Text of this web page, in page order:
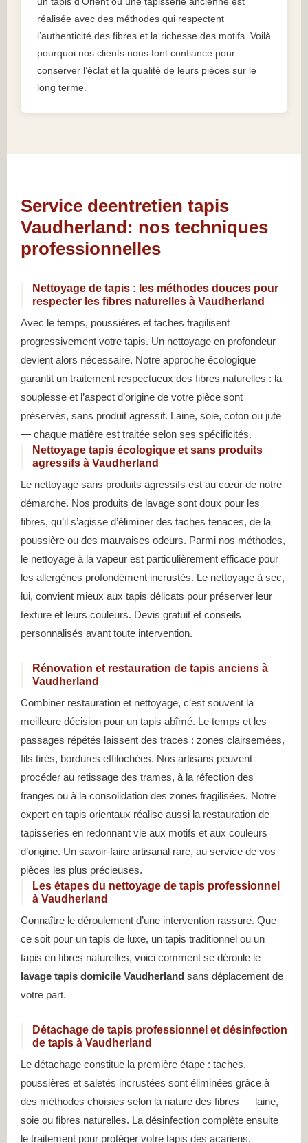
réalisée avec des méthodes qui respectent
l’authenticité des fibres et la richesse des motifs. Voilà
pourquoi nos clients nous font confiance pour
conserver l’éclat et la qualité de leurs pièces sur le
long terme.
Service deentretien tapis
Vaudherland: nos techniques
professionnelles
Nettoyage de tapis : les méthodes douces pour
respecter les fibres naturelles à Vaudherland
Avec le temps, poussières et taches fragilisent
progressivement votre tapis. Un nettoyage en profondeur
devient alors nécessaire. Notre approche écologique
garantit un traitement respectueux des fibres naturelles : la
souplesse et l’aspect d’origine de votre pièce sont
préservés, sans produit agressif. Laine, soie, coton ou jute
— chaque matière est traitée selon ses spécificités.
Nettoyage tapis écologique et sans produits
agressifs à Vaudherland
Le nettoyage sans produits agressifs est au cœur de notre
démarche. Nos produits de lavage sont doux pour les
fibres, qu’il s’agisse d’éliminer des taches tenaces, de la
poussière ou des mauvaises odeurs. Parmi nos méthodes,
le nettoyage à la vapeur est particulièrement efficace pour
les allergènes profondément incrustés. Le nettoyage à sec,
lui, convient mieux aux tapis délicats pour préserver leur
texture et leurs couleurs. Devis gratuit et conseils
personnalisés avant toute intervention.
Rénovation et restauration de tapis anciens à
Vaudherland
Combiner restauration et nettoyage, c’est souvent la
meilleure décision pour un tapis abîmé. Le temps et les
passages répétés laissent des traces : zones clairsemées,
fils tirés, bordures effilochées. Nos artisans peuvent
procéder au retissage des trames, à la réfection des
franges ou à la consolidation des zones fragilisées. Notre
expert en tapis orientaux réalise aussi la restauration de
tapisseries en redonnant vie aux motifs et aux couleurs
d’origine. Un savoir-faire artisanal rare, au service de vos
pièces les plus précieuses.
Les étapes du nettoyage de tapis professionnel
à Vaudherland
Connaître le déroulement d’une intervention rassure. Que
ce soit pour un tapis de luxe, un tapis traditionnel ou un
tapis en fibres naturelles, voici comment se déroule le
lavage tapis domicile Vaudherland sans déplacement de
votre part.
Détachage de tapis professionnel et désinfection
de tapis à Vaudherland
Le détachage constitue la première étape : taches,
poussières et saletés incrustées sont éliminées grâce à
des méthodes choisies selon la nature des fibres — laine,
soie ou fibres naturelles. La désinfection complète ensuite
le traitement pour protéger votre tapis des acariens,